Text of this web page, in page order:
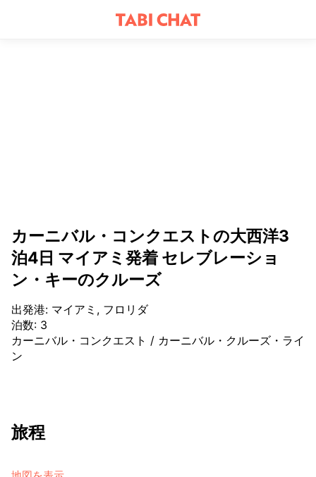
カーニバル・コンクエストの大西洋3
泊4日 マイアミ発着 セレブレーショ
ン・キーのクルーズ
出発港: マイアミ, フロリダ
泊数: 3
カーニバル・コンクエスト / カーニバル・クルーズ・ライ
ン
旅程